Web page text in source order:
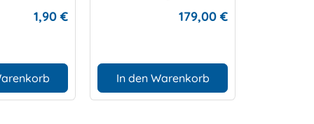
1,90 €
179,00 €
In den Warenkorb